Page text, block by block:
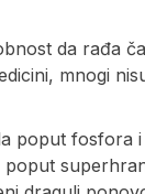
da rađa
mnogi
poput fosfora